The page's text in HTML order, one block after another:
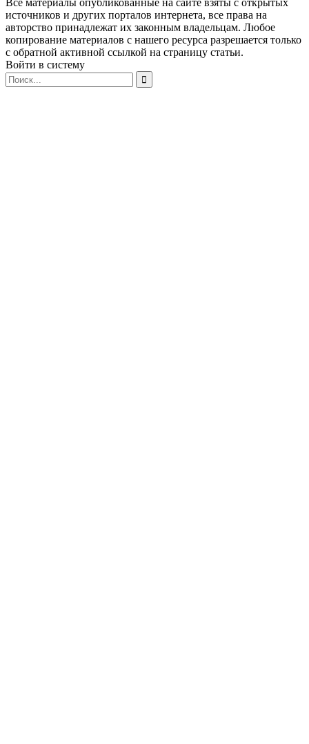
источников и других порталов интернета, все права на
авторство принадлежат их законным владельцам. Любое
копирование материалов с нашего ресурса разрешается только
с обратной активной ссылкой на страницу статьи.
Войти в систему